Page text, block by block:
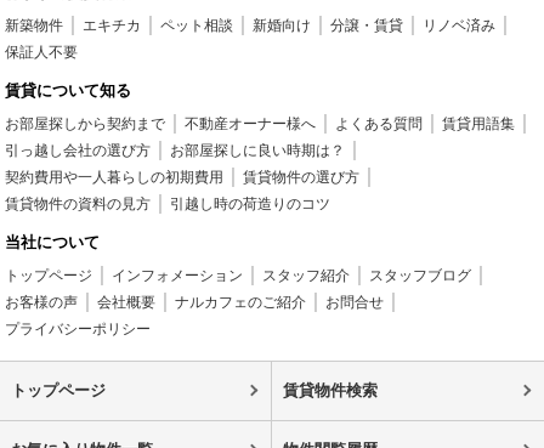
新築物件 エキチカ ペット相談 新婚向け 分譲・賃貸
リノベ済み
保証人不要
賃貸について知る
お部屋探しから契約まで 不動産オーナー様へ よくある質問
賃貸用語集
引っ越し会社の選び方
お部屋探しに良い時期は？
契約費用や一人暮らしの初期費用
賃貸物件の選び方
賃貸物件の資料の見方
引越し時の荷造りのコツ
当社について
トップページ インフォメーション スタッフ紹介
スタッフブログ
お客様の声
会社概要 ナルカフェのご紹介
お問合せ
プライバシーポリシー
トップページ 賃貸物件検索